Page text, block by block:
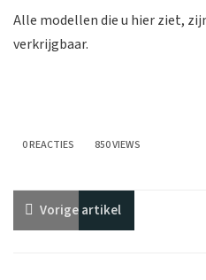
Alle modellen die u hier ziet,
verkrijgbaar.
0 REACTIES 850 VIEWS
Vorigeartikel